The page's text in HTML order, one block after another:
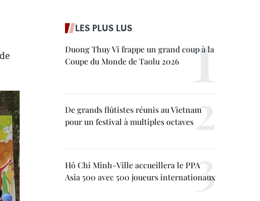
LES PLUS LUS
Duong Thuy Vi frappe un grand coup à la
Coupe du Monde de Taolu 2026
De grands flûtistes réunis au Vietnam
pour un festival à multiples octaves
Hô Chi Minh-Ville accueillera le PPA
Asia 500 avec 500 joueurs internationaux